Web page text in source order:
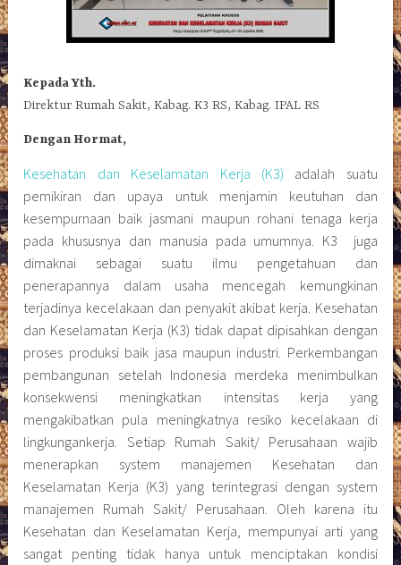
Kepada Yth.
Direktur Rumah Sakit, Kabag. K3 RS, Kabag. IPAL RS
Dengan Hormat,
Kesehatan dan Keselamatan Kerja (K3) adalah suatu
pemikiran dan upaya untuk menjamin keutuhan dan
kesempurnaan baik jasmani maupun rohani tenaga kerja
pada khususnya dan manusia pada umumnya. K3 juga
dimaknai sebagai suatu ilmu pengetahuan dan
penerapannya dalam usaha mencegah kemungkinan
terjadinya kecelakaan dan penyakit akibat kerja. Kesehatan
dan Keselamatan Kerja (K3) tidak dapat dipisahkan dengan
proses produksi baik jasa maupun industri. Perkembangan
pembangunan setelah Indonesia merdeka menimbulkan
konsekwensi meningkatkan intensitas kerja yang
mengakibatkan pula meningkatnya resiko kecelakaan di
lingkungankerja. Setiap Rumah Sakit/ Perusahaan wajib
menerapkan system manajemen Kesehatan dan
Keselamatan Kerja (K3) yang terintegrasi dengan system
manajemen Rumah Sakit/ Perusahaan. Oleh karena itu
Kesehatan dan Keselamatan Kerja, mempunyai arti yang
sangat penting tidak hanya untuk menciptakan kondisi